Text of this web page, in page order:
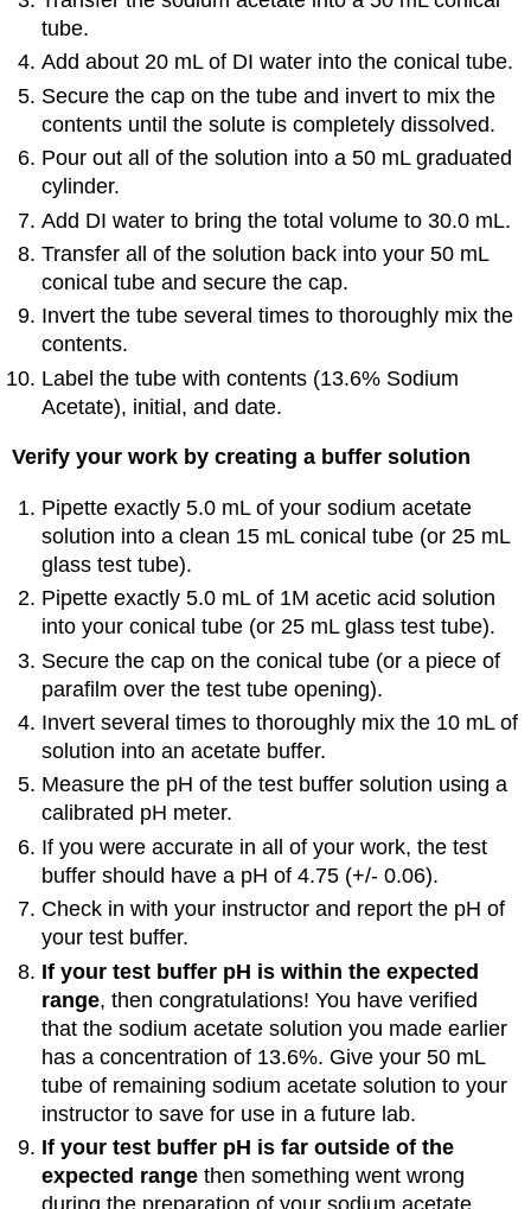
tube.
Add about 20 mL of DI water into the conical tube.
Secure the cap on the tube and invert to mix the
contents until the solute is completely dissolved.
Pour out all of the solution into a 50 mL graduated
cylinder.
Add DI water to bring the total volume to 30.0 mL.
Transfer all of the solution back into your 50 mL
conical tube and secure the cap.
Invert the tube several times to thoroughly mix the
contents.
Label the tube with contents (13.6% Sodium
Acetate), initial, and date.
Verify your work by creating a buffer solution
Pipette exactly 5.0 mL of your sodium acetate
solution into a clean 15 mL conical tube (or 25 mL
glass test tube).
Pipette exactly 5.0 mL of 1M acetic acid solution
into your conical tube (or 25 mL glass test tube).
Secure the cap on the conical tube (or a piece of
parafilm over the test tube opening).
Invert several times to thoroughly mix the 10 mL of
solution into an acetate buffer.
Measure the pH of the test buffer solution using a
calibrated pH meter.
If you were accurate in all of your work, the test
buffer should have a pH of 4.75 (+/- 0.06).
Check in with your instructor and report the pH of
your test buffer.
If your test buffer pH is within the expected
range, then congratulations! You have verified
that the sodium acetate solution you made earlier
has a concentration of 13.6%. Give your 50 mL
tube of remaining sodium acetate solution to your
instructor to save for use in a future lab.
If your test buffer pH is far outside of the
expected range then something went wrong
during the preparation of your sodium acetate